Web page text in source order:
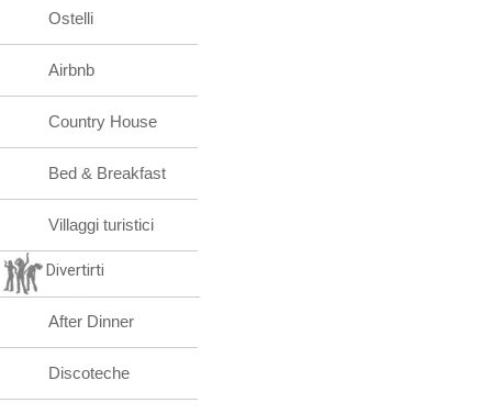
Ostelli
Airbnb
Country House
Bed & Breakfast
Villaggi turistici
Divertirti
After Dinner
Discoteche